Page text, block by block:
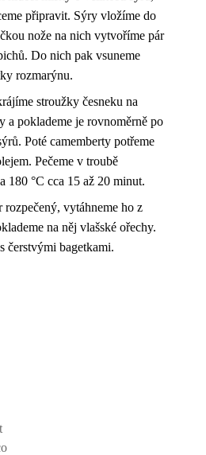
připravit. Sýry vložíme do
nože na nich vytvoříme pár
Do nich pak vsuneme
rozmarýnu.
stroužky česneku na
a poklademe je rovnoměrně po
Poté camemberty potřeme
Pečeme v troubě
180 °C cca 15 až 20 minut.
rozpečený, vytáhneme ho z
na něj vlašské ořechy.
čerstvými bagetkami.